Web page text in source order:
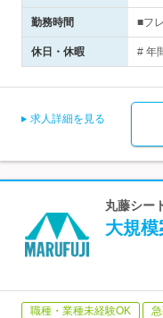
勤務時間 ■フ
休日・休暇 # 年
求人詳細を見る
丸藤シー
大規
職種・業種未経験OK